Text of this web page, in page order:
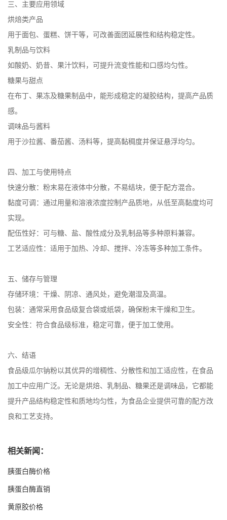
三、主要应用领域
烘焙类产品
用于面包、蛋糕、饼干等，可改善面团延展性和结构稳定性。
乳制品与饮料
如酸奶、奶昔、果汁饮料，可提升流变性能和口感均匀性。
糖果与甜点
在布丁、果冻及糖果制品中，能形成稳定的凝胶结构，提高产品质
感。
调味品与酱料
用于沙拉酱、番茄酱、汤料等，提高黏稠度并保证悬浮均匀。
四、加工与使用特点
快速分散：粉末易在液体中分散，不易结块，便于配方混合。
黏度可调：通过用量和溶液浓度控制产品质地，从低至高黏度均可
实现。
配伍性好：可与糖、盐、酸性成分及乳制品等多种原料兼容。
工艺适应性：适用于加热、冷却、搅拌、冷冻等多种加工条件。
五、储存与管理
存储环境：干燥、阴凉、通风处，避免潮湿及高温。
包装：通常采用食品级复合袋或纸袋，确保粉末干燥和卫生。
安全性：符合食品级标准，稳定可靠，便于加工使用。
六、结语
食品级瓜尔钠粉以其优异的增稠性、分散性和加工适应性，在食品
加工中应用广泛。无论是烘焙、乳制品、糖果还是调味品，它都能
提升产品结构稳定性和质地均匀性，为食品企业提供可靠的配方改
良和工艺支持。
相关新闻：
胰蛋白酶价格
胰蛋白酶直销
黄原胶价格